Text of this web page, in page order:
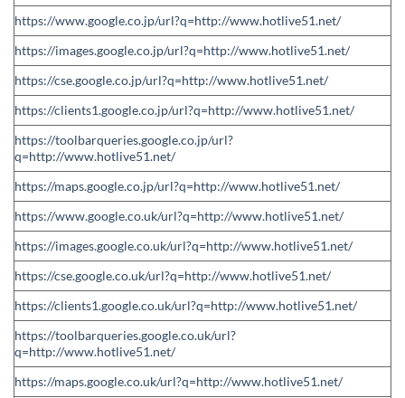
https://www.google.co.jp/url?q=http://www.hotlive51.net/
https://images.google.co.jp/url?q=http://www.hotlive51.net/
https://cse.google.co.jp/url?q=http://www.hotlive51.net/
https://clients1.google.co.jp/url?q=http://www.hotlive51.net/
https://toolbarqueries.google.co.jp/url?
q=http://www.hotlive51.net/
https://maps.google.co.jp/url?q=http://www.hotlive51.net/
https://www.google.co.uk/url?q=http://www.hotlive51.net/
https://images.google.co.uk/url?q=http://www.hotlive51.net/
https://cse.google.co.uk/url?q=http://www.hotlive51.net/
https://clients1.google.co.uk/url?q=http://www.hotlive51.net/
https://toolbarqueries.google.co.uk/url?
q=http://www.hotlive51.net/
https://maps.google.co.uk/url?q=http://www.hotlive51.net/